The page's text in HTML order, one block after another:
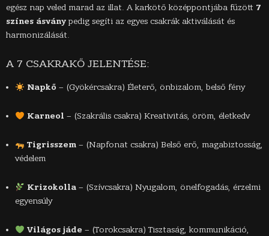
egész nap veled marad az illat. A karkötő középpontjába fűzött 7
színes ásvány pedig segíti az egyes csakrák aktiválását és
harmonizálását.
A 7 CSAKRAKŐ JELENTÉSE:
Napkő – (Gyökércsakra) Életerő, önbizalom, belső fény
Karneol – (Szakrális csakra) Kreativitás, öröm, életkedv
Tigrisszem– (Napfonat csakra) Belső erő, magabiztosság,
védelem
Krizokolla– (Szívcsakra) Nyugalom, önelfogadás, érzelmi
egyensúly
Világos jáde – (Torokcsakra) Tisztaság, kommunikáció,